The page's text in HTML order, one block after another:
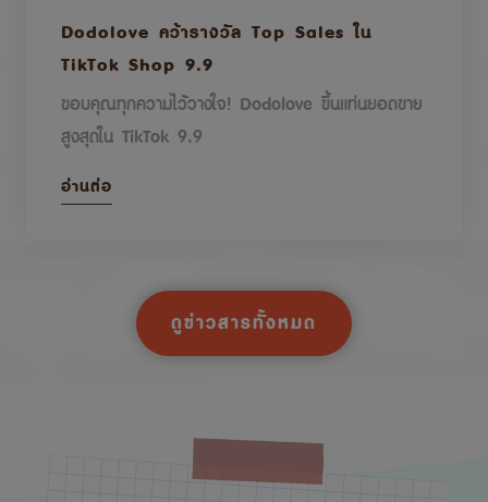
Dodolove คว้ารางวัล Top Sales ใน
TikTok Shop 9.9
ขอบคุณทุกความไว้วางใจ! Dodolove ขึ้นแท่นยอดขาย
สูงสุดใน TikTok 9.9
อ่านต่อ
ดูข่าวสารทั้งหมด